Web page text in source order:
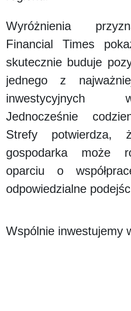
Wyróżnienia
Financial Times
skutecznie buduje
jednego z
Jednocześnie
Strefy potwierdza,
gospodarka może
oparciu o
odpowiedzialne
Wspólnie inwestujemy